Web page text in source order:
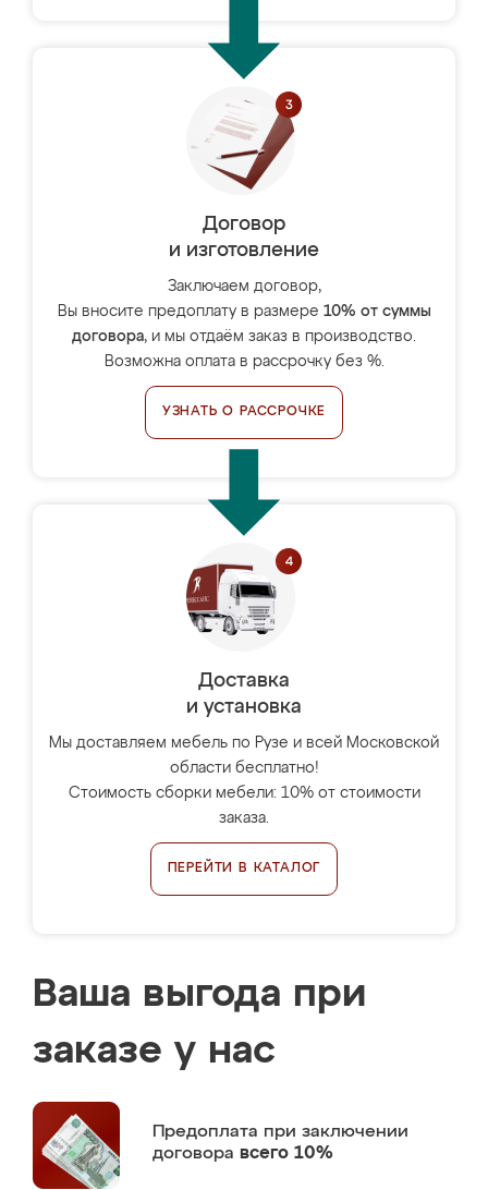
Договор
и изготовление
Заключаем договор,
Вы вносите предоплату в размере 10% от суммы
договора, и мы отдаём заказ в производство.
Возможна оплата в рассрочку без %.
УЗНАТЬ О РАССРОЧКЕ
Доставка
и установка
Мы доставляем мебель по Рузе и всей Московской
области бесплатно!
Стоимость сборки мебели: 10% от стоимости
заказа.
ПЕРЕЙТИ В КАТАЛОГ
Ваша выгода при
заказе у нас
Предоплата при заключении
договора всего 10%